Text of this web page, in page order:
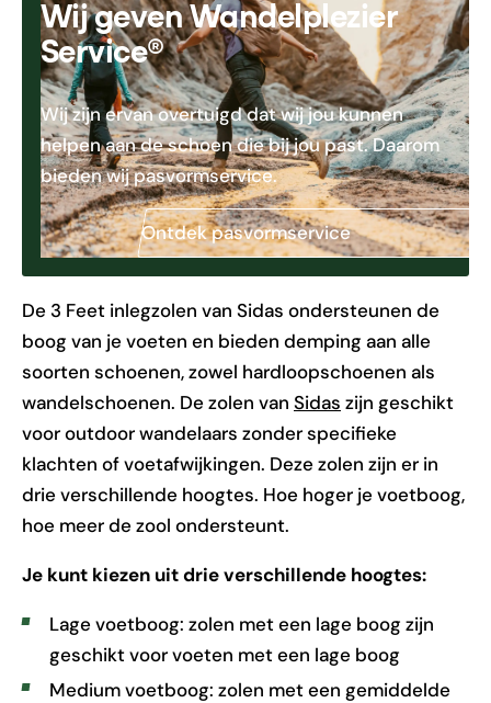
Wij geven Wandelplezier
Service®
Wij zijn ervan overtuigd dat wij jou kunnen
helpen aan de schoen die bij jou past. Daarom
bieden wij pasvormservice.
Ontdek pasvormservice
De 3 Feet inlegzolen van Sidas ondersteunen de
boog van je voeten en bieden demping aan alle
soorten schoenen, zowel hardloopschoenen als
wandelschoenen. De zolen van Sidas zijn geschikt
voor outdoor wandelaars zonder specifieke
klachten of voetafwijkingen. Deze zolen zijn er in
drie verschillende hoogtes. Hoe hoger je voetboog,
hoe meer de zool ondersteunt.
Je kunt kiezen uit drie verschillende hoogtes:
Lage voetboog: zolen met een lage boog zijn
geschikt voor voeten met een lage boog
Medium voetboog: zolen met een gemiddelde